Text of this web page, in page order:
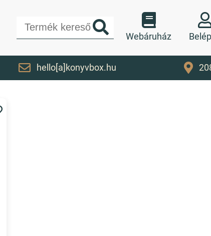
Webáruház
hello[a]konyvbox.hu